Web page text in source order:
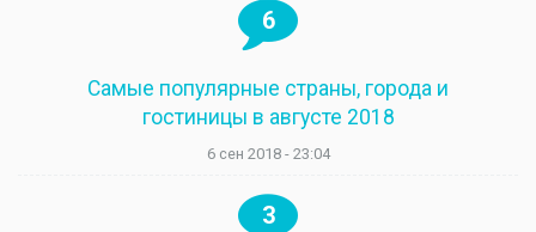
6
Самые популярные страны, города и
гостиницы в августе 2018
6 сен 2018 - 23:04
3